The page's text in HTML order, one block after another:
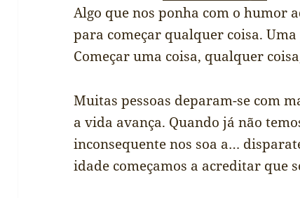
Algo que nos ponha com o humor
para começar qualquer coisa.
Começar uma coisa, qualquer
Muitas pessoas deparam-se com
a vida avança. Quando já não
inconsequente nos soa a…
idade começamos a acreditar que